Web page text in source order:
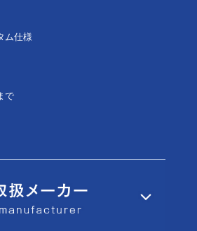
ム仕様
で